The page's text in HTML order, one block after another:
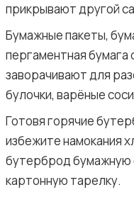
прикрывают другой
Бумажные пакеты,
пергаментная бумага
заворачивают для
булочки, варёные
Готовя горячие
избежите намокания
бутерброд бумажную
картонную тарелку.